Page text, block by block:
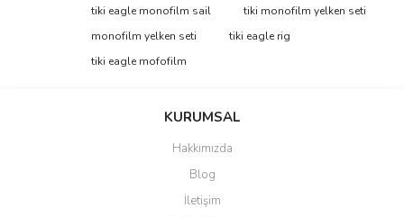
Bu ürüne ilk yorumu siz yapın!
Yorum Yaz
tarafımıza iletebilirsiniz.
Görüş ve önerileriniz için teşekkür ederiz.
Ürün fiyatı diğer sitelerden daha pahalı.
Bu ürüne benzer farklı alternatifler olmalı.
tiki eagle monofilm sail
tiki monofilm yelken seti
monofilm yelken seti
tiki eagle rig
tiki eagle mofofilm
KURUMSAL
Hakkımızda
Blog
İletişim